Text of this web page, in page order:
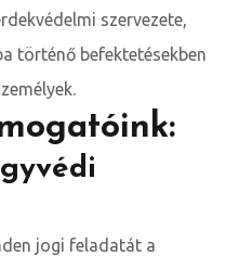
szervezete,
történő befektetésekben
jogi feladatát a